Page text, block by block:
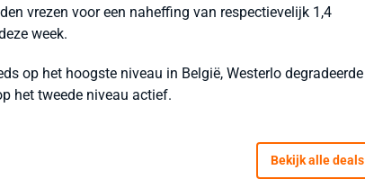
vrezen voor een naheffing van respectievelijk 1,4
week.
op het hoogste niveau in België, Westerlo degradeerde
het tweede niveau actief.
Bekijk alle deals